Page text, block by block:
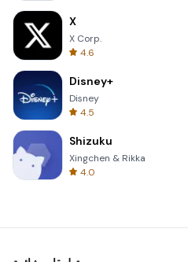
X
X Corp.
4.6
Disney+
Disney
4.5
Shizuku
Xingchen & Rikka
4.0